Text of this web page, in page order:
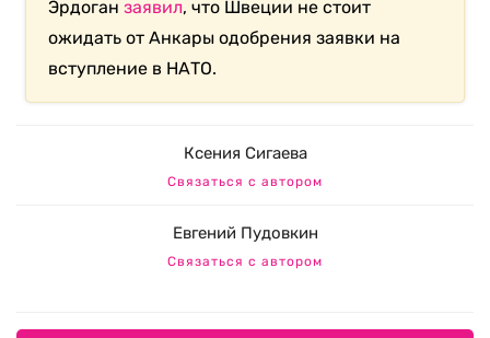
Эрдоганзаявил, что Швеции не стоит
ожидать от Анкары одобрения заявки на
вступление в НАТО.
Ксения Сигаева
Связаться с автором
Евгений Пудовкин
Связаться с автором